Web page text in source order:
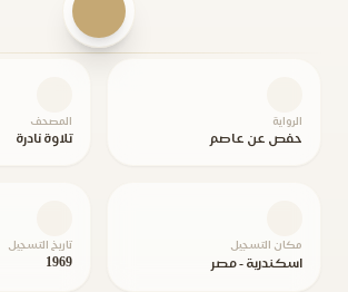
الرواية
حفص عن عاصم
المصحف
تلاوة نادرة
مكان التسجيل
اسكندرية - مصر
تاريخ التسجيل
1969